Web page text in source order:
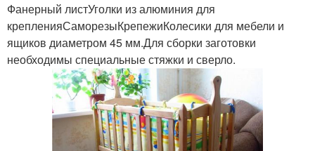
Фанерный листУголки из алюминия для
крепленияСаморезыКрепежиКолесики для мебели и
ящиков диаметром 45 мм.Для сборки заготовки
необходимы специальные стяжки и сверло.